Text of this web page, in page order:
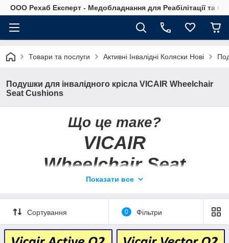
OOO Рехаб Експерт - Медобладнання для Реабілітації та
Товари та послуги Активні Інвалідні Коляски Нові
Подушки для інвалідного крісла VICAIR Wheelchair
Seat Cushions
Що це таке?
VICAIR
Wheelchair Seat
Cushions
"Подушки для інвалідного
крісла",
але Vicair вважає це щось
великим.
Показати все
Сортування 0 Фільтри